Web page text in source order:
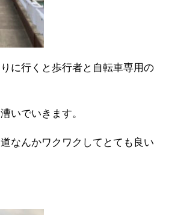
に行くと歩行者と自転車専用の
いでいきます。
なんかワクワクしてとても良い